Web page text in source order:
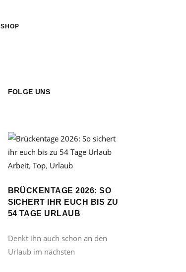
SHOP
FOLGE UNS
Arbeit, Top, Urlaub
BRÜCKENTAGE 2026: SO
SICHERT IHR EUCH BIS ZU
54 TAGE URLAUB
Denkt ihn auch schon an den
Urlaub im nächsten